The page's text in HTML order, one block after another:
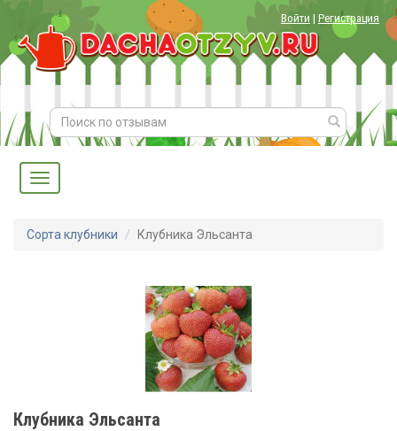
Войти | Регистрация
Сорта клубники Клубника Эльсанта
Клубника Эльсанта